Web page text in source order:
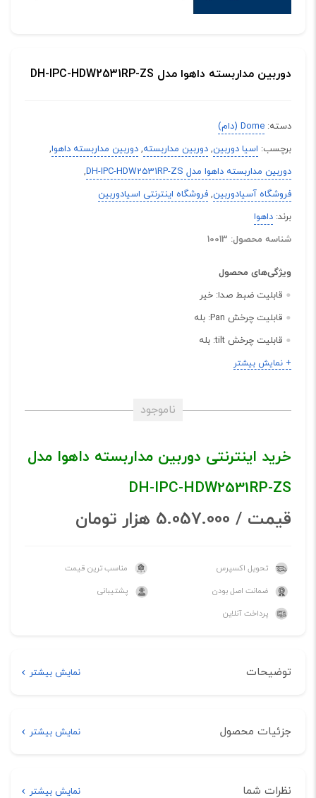
دوربین مداربسته داهوا مدل DH-IPC-HDW2531RP-ZS
دسته: Dome (دام)
برچسب: اسیا دوربین, دوربین مداربسته, دوربین مداربسته داهوا,
دوربین مداربسته داهوا مدل DH-IPC-HDW2531RP-ZS
,
فروشگاه آسیادوربین, فروشگاه اینترنتی اسیادوربین
برند: داهوا
شناسه محصول: 10013
ویژگی‌های محصول
قابلیت ضبط صدا: خیر
قابلیت چرخش Pan:
بله
قابلیت چرخش tilt:
بله
مشخصات ظاهری:
رنگ ها:سفید
قابلیت بزرگنمایی دیجیتال:دارد
+ نمایش بیشتر
ناموجود
خرید اینترنتی دوربین مداربسته داهوا مدل
DH-IPC-HDW2531RP-ZS
قیمت / 5.057.000 هزار تومان
تحویل اکسپرس
مناسب ترین قیمت
ضمانت اصل بودن
پشتیبانی
پرداخت آنلاین
توضیحات نمایش بیشتر
داهوا مدل DH-IPC-HDW2531RP-ZS
جزئیات محصول نمایش بیشتر
نظرات شما نمایش بیشتر